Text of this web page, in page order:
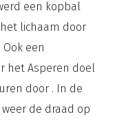
een kopbal
lichaam door
een
het Asperen doel
door . In de
de draad op